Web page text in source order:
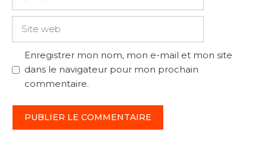
Enregistrer mon nom, mon e-mail et mon site
dans le navigateur pour mon prochain
commentaire.